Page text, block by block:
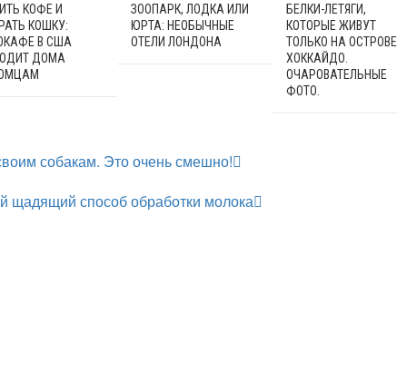
КОФЕ И
КОШКУ:
В США
ДОМА
ЗООПАРК, ЛОДКА ИЛИ
ЮРТА: НЕОБЫЧНЫЕ
ОТЕЛИ ЛОНДОНА
БЕЛКИ-ЛЕТЯГИ,
КОТОРЫЕ ЖИВУТ
ТОЛЬКО НА ОСТРОВЕ
ХОККАЙДО.
ОЧАРОВАТЕЛЬНЫЕ
ФОТО.
собакам. Это очень смешно!
щадящий способ обработки молока